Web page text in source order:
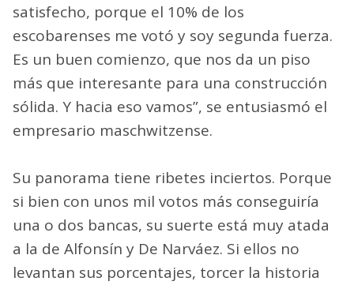
satisfecho, porque el 10% de los
escobarenses me votó y soy segunda fuerza.
Es un buen comienzo, que nos da un piso
más que interesante para una construcción
sólida. Y hacia eso vamos”, se entusiasmó el
empresario maschwitzense.
Su panorama tiene ribetes inciertos. Porque
si bien con unos mil votos más conseguiría
una o dos bancas, su suerte está muy atada
a la de Alfonsín y De Narváez. Si ellos no
levantan sus porcentajes, torcer la historia